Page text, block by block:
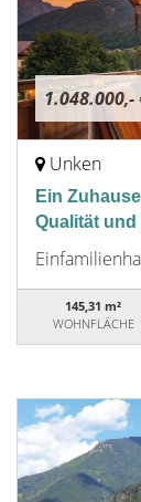
1.048.000,-
Unken
Ein
Qualität und
145,31 m²
WOHNFLÄCHE